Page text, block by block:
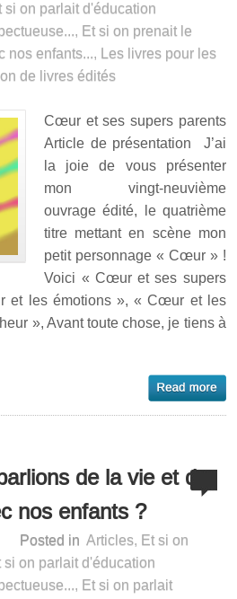
si on parlait d'éducation
, Et si on prenait le
nos enfants...,
Les livres pour les
de livres édités
Cœur et ses supers parents
Article de présentation J’ai
la joie de vous présenter
mon vingt-neuvième
ouvrage édité, le quatrième
titre mettant en scène mon
petit personnage « Cœur » !
Voici « Cœur et ses supers
et les émotions », « Cœur et les
», Avant toute chose, je tiens à
de la vie et de
nos enfants ?
Posted in Articles, Et si on
si on parlait d'éducation
, Et si on parlait